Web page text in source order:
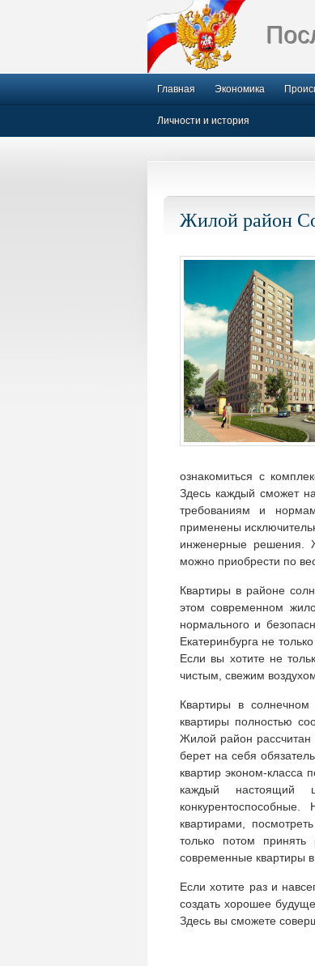
Главная Экономика
Личности и история
Жилой район
ознакомиться с
Здесь каждый сможет
требованиям и
применены
инженерные решения.
можно приобрести по
Квартиры в районе
этом современном
нормального и
Екатеринбурга не
Если вы хотите не
чистым, свежим
Квартиры в солнечном
квартиры полностью
Жилой район рассчитан
берет на себя
квартир эконом-
каждый настоящий
квартирами,
только потом
современные квартиры
Если хотите раз и
создать хорошее
Здесь вы сможете